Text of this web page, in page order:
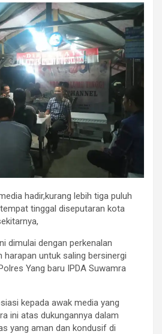
hadir,kurang lebih tiga puluh
tinggal diseputaran kota
dimulai dengan perkenalan
harapan untuk saling bersinergi
Yang baru IPDA Suwamra
kepada awak media yang
ini atas dukungannya dalam
yang aman dan kondusif di